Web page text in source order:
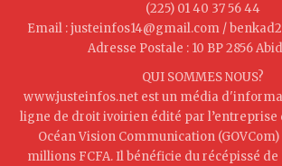
(225) 01 40 37 56 44
Email : justeinfos14@gmail.com /
Adresse Postale : 10 BP 2856
QUI SOMMES NOUS?
www.justeinfos.net est un média
ligne de droit ivoirien édité par l’entreprise
Océan Vision Communication
millions FCFA. Il bénéficie du récépissé